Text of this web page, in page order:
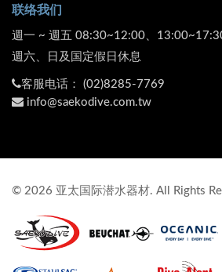
联络我们
週一 ~ 週五 08:30~12:00、
週六、日及国定假日休息
客服电话： (02)8285-7769
info@saekodive.com.tw
© 2026 亚太国际潜水器材. All Rights